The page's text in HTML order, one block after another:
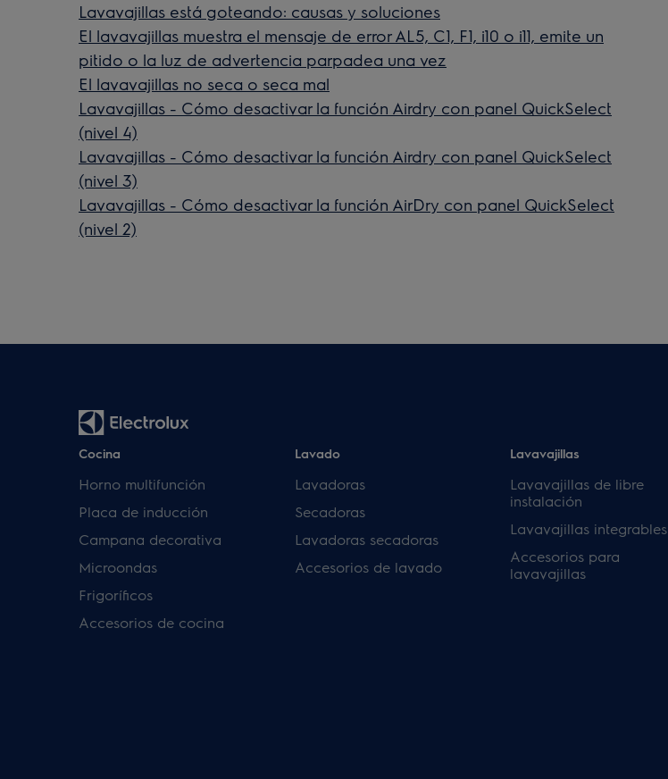
Lavavajillas está goteando: causas y soluciones
El lavavajillas muestra el mensaje de error AL5, C1, F1, i10 o i11, emite un
pitido o la luz de advertencia parpadea una vez
El lavavajillas no seca o seca mal
Lavavajillas - Cómo desactivar la función Airdry con panel QuickSelect
(nivel 4)
Lavavajillas - Cómo desactivar la función Airdry con panel QuickSelect
(nivel 3)
Lavavajillas - Cómo desactivar la función AirDry con panel QuickSelect
(nivel 2)
Cocina
Horno multifunción
Placa de inducción
Campana decorativa
Microondas
Frigoríficos
Accesorios de cocina
Lavado
Lavadoras
Secadoras
Lavadoras secadoras
Accesorios de lavado
Lavavajillas
Lavavajillas de libre
instalación
Lavavajillas integrables
Accesorios para
lavavajillas